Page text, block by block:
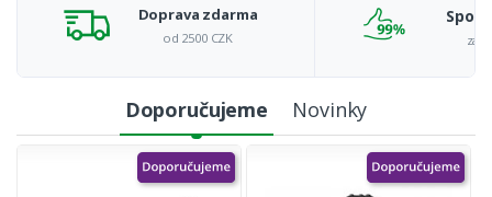
Doprava zdarma
od 2500 CZK
Doporučujeme Novinky